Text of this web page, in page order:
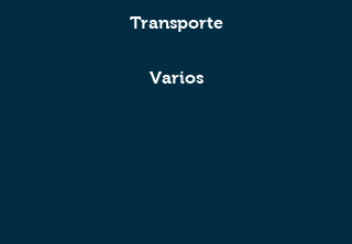
Transporte
Varios